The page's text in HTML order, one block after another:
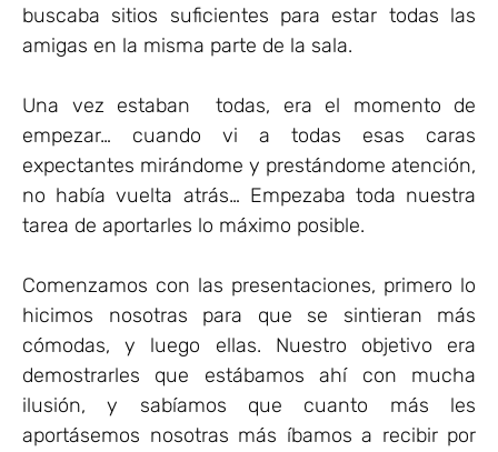
buscaba sitios suficientes para estar todas las
amigas en la misma parte de la sala.
Una vez estaban todas, era el momento de
empezar… cuando vi a todas esas caras
expectantes mirándome y prestándome atención,
no había vuelta atrás… Empezaba toda nuestra
tarea de aportarles lo máximo posible.
Comenzamos con las presentaciones, primero lo
hicimos nosotras para que se sintieran más
cómodas, y luego ellas. Nuestro objetivo era
demostrarles que estábamos ahí con mucha
ilusión, y sabíamos que cuanto más les
aportásemos nosotras más íbamos a recibir por